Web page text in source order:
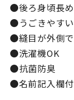
●後ろ身頃長め
●うごきやす
●縫目が外側
●洗濯機OK
●抗菌防臭
●名前記入欄付